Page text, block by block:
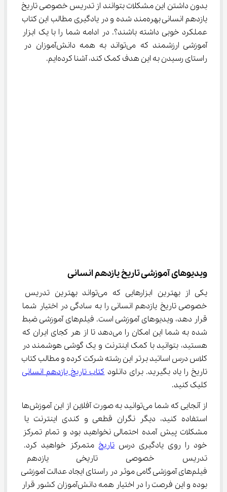
بدون داشتن این مشکلات بتوانند از تدریس خصوصی تاریخ
یازدهم انسانی بهره‌مند شده و در یادگیری مطالب این کتاب
عملکرد خوبی داشته باشند؟. در ادامه شما را با یک ابزار
آموزشی ارزشمند که می‌تواند به همه دانش‌آموزان در
راستای رسیدن به این هدف کمک کند، آشنا کرده‌ایم.
ویدیوهای آموزشی تاریخ یازدهم انسانی
یکی از بهترین ابزارهایی که می‌تواند بهترین تدریس
خصوصی تاریخ یازدهم انسانی را به سادگی در اختیار شما
قرار دهد، ویدیوهای آموزشی است. فیلم‌های آموزشی ضبط
شده به شما این امکان را می‌دهد تا از هر کجای ایران که
هستید، بتوانید با کمک اینترنت و یک گوشی هوشمند در
کلاس درس اساتید برتر این رشته شرکت کرده و مطالب کتاب
تاریخ را یاد بگیرید. برای دانلود کتاب تاریخ یازدهم انسانی
کلیک کنید.
از آنجایی که شما می‌توانید به صورت آفلاین از این آموزش‌ها
استفاده کنید، دیگر نگران قطعی و کندی اینترنت یا
مشکلات پیش آمده احتمالی نخواهید بود و تمام تمرکز
خود را روی یادگیری درس تاریخ متمرکز خواهید کرد.
تدریس خصوصی تاریخی
فیلم‌های آموزشی گامی موثر در راستای ایجاد عدالت آموزشی
بوده و این فرصت را در اختیار همه دانش‌آموزان کشور قرار